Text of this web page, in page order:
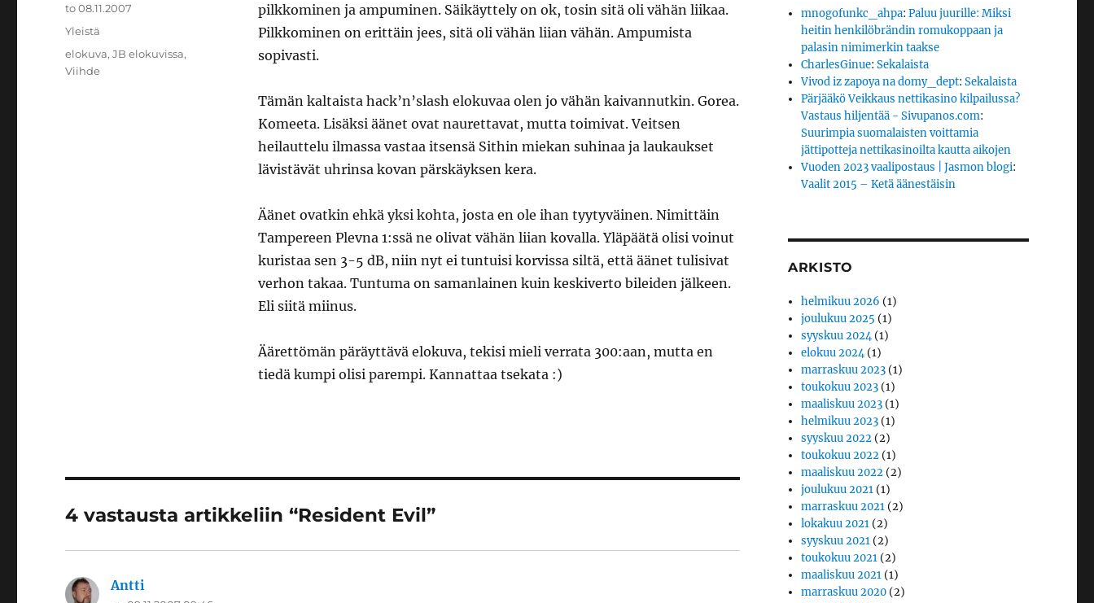
pilkkominen ja ampuminen. Säikäyttely on ok, tosin sitä oli vähän liikaa.
Pilkkominen on erittäin jees, sitä oli vähän liian vähän. Ampumista
sopivasti.
Tämän kaltaista hack’n’slash elokuvaa olen jo vähän kaivannutkin. Gorea.
Komeeta. Lisäksi äänet ovat naurettavat, mutta toimivat. Veitsen
heilauttelu ilmassa vastaa itsensä Sithin miekan suhinaa ja laukaukset
lävistävät uhrinsa kovan pärskäyksen kera.
Äänet ovatkin ehkä yksi kohta, josta en ole ihan tyytyväinen. Nimittäin
Tampereen Plevna 1:ssä ne olivat vähän liian kovalla. Yläpäätä olisi voinut
kuristaa sen 3-5 dB, niin nyt ei tuntuisi korvissa siltä, että äänet tulisivat
verhon takaa. Tuntuma on samanlainen kuin keskiverto bileiden jälkeen.
Eli siitä miinus.
Äärettömän päräyttävä elokuva, tekisi mieli verrata 300:aan, mutta en
tiedä kumpi olisi parempi. Kannattaa tsekata :)
Julkaistu
to 08.11.2007
Kategoriat
Yleistä
Avainsanat
elokuva,JB elokuvissa,
Viihde
4 vastausta artikkeliin “Resident Evil”
Antti
mnogofunkc_ahpa:Paluu juurille: Miksi
heitin henkilöbrändin romukoppaan ja
palasin nimimerkin taakse
CharlesGinue:Sekalaista
Vivod iz zapoya na domy_dept:Sekalaista
Pärjääkö Veikkaus nettikasino kilpailussa?
Vastaus hiljentää - Sivupanos.com:
Suurimpia suomalaisten voittamia
jättipotteja nettikasinoilta kautta aikojen
Vuoden 2023 vaalipostaus | Jasmon blogi:
Vaalit 2015 – Ketä äänestäisin
ARKISTO
helmikuu 2026 (1)
joulukuu 2025 (1)
syyskuu 2024(1)
elokuu 2024(1)
marraskuu 2023 (1)
toukokuu 2023 (1)
maaliskuu 2023 (1)
helmikuu 2023 (1)
syyskuu 2022 (2)
toukokuu 2022 (1)
maaliskuu 2022 (2)
joulukuu 2021 (1)
marraskuu 2021 (2)
lokakuu 2021 (2)
syyskuu 2021 (2)
toukokuu 2021 (2)
maaliskuu 2021 (1)
marraskuu 2020 (2)